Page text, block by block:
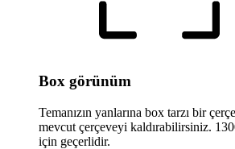
Box görünüm
Temanızın yanlarına box tarzı bir
mevcut çerçeveyi kaldırabilirsiniz.
için geçerlidir.